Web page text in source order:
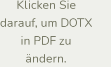
Klicken Sie
darauf, um DOTX
in PDF zu
ändern.